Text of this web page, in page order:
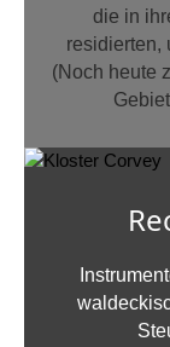
die in
residierten,
(Noch heute